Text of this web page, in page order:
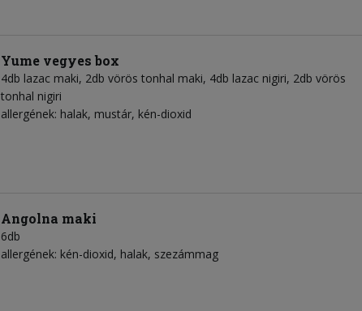
Yume vegyes box
4db lazac maki, 2db vörös tonhal maki, 4db lazac nigiri, 2db vörös
tonhal nigiri
allergének: halak, mustár, kén-dioxid
Angolna maki
6db
allergének: kén-dioxid, halak, szezámmag